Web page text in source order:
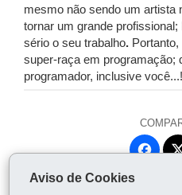
mesmo não sendo um artista
tornar um grande
sério o seu trabalho.
super-raça em programação;
programador, inclusive você...!
Fa
Aviso de Cookies